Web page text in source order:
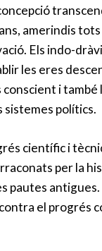
amerindis
Els indo-
les eres
i
sistemes polítics.
científic i
per la
pautes
el progrés